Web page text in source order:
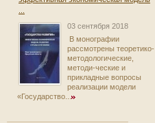
03 сентября 2018
В монографии
рассмотрены теоретико-
методологические,
методи-ческие и
прикладные вопросы
реализации модели
«Государство...